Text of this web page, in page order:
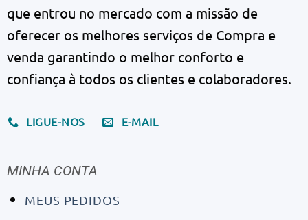
que entrou no mercado com a missão de
oferecer os melhores serviços de Compra e
venda garantindo o melhor conforto e
confiança à todos os clientes e colaboradores.
LIGUE-NOS E-MAIL
MINHA CONTA
MEUS PEDIDOS